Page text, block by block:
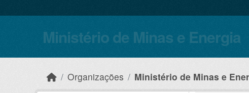
Ministério de Minas e Energia
Organizações Ministério de Minas e